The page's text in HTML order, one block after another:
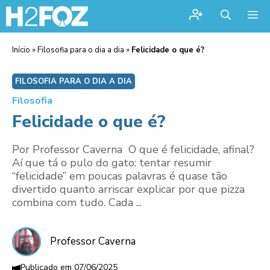
Início »Filosofia para o dia a dia » Felicidade o que é?
FILOSOFIA PARA O DIA A DIA
Filosofia
Felicidade o que é?
Por Professor Caverna O que é felicidade, afinal?
Aí que tá o pulo do gato: tentar resumir
“felicidade” em poucas palavras é quase tão
divertido quanto arriscar explicar por que pizza
combina com tudo. Cada ...
Professor Caverna
07/06/2025